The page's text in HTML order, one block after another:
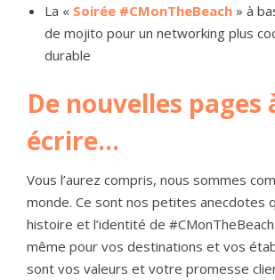
La « Soirée #CMonTheBeach » à
de mojito pour un networking plus
durable
De nouvelles pages
écrire…
Vous l’aurez compris, nous sommes
monde. Ce sont nos petites anecdotes
histoire et l’identité de
même pour vos destinations et vos
sont vos valeurs et votre promesse